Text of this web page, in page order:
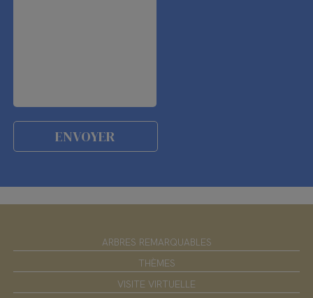
ARBRES REMARQUABLES
THÈMES
VISITE VIRTUELLE